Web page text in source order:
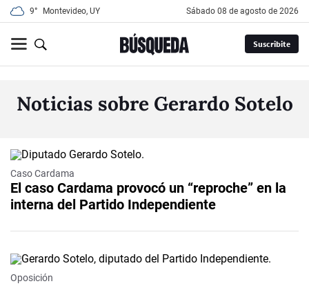
9° Montevideo, UY sábado 08 de agosto de 2026
Suscribite
Noticias sobre Gerardo Sotelo
Caso Cardama
El caso Cardama provocó un “reproche” en la
interna del Partido Independiente
Oposición